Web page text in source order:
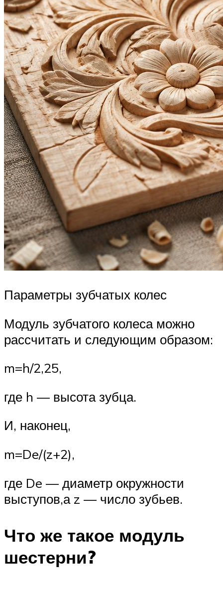
Параметры зубчатых колес
Модуль зубчатого колеса можно
рассчитать и следующим образом:
m=h/2,25,
где h — высота зубца.
И, наконец,
m=De/(z+2),
где De — диаметр окружности
выступов,а z — число зубьев.
Что же такое модуль
шестерни?